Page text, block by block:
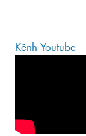
Kênh Youtube